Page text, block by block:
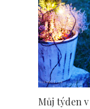
Můj týden